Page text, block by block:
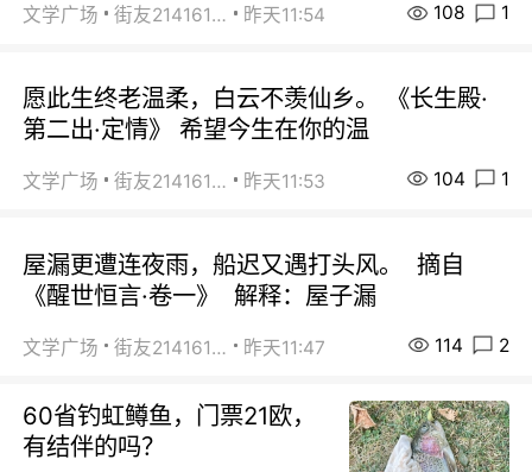
文学广场 街友21416156 昨天11:54 108 1
愿此生终老温柔，白云不羡仙乡。 《长生殿·
第二出·定情》 希望今生在你的温
文学广场 街友21416156 昨天11:53 104 1
屋漏更遭连夜雨，船迟又遇打头风。 摘自
《醒世恒言·卷一》 解释：屋子漏
文学广场 街友21416156 昨天11:47 114 2
60省钓虹鳟鱼，门票21欧，
有结伴的吗？